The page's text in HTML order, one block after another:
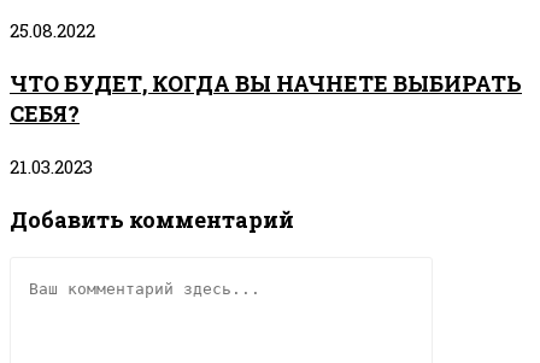
25.08.2022
ЧТО БУДЕТ, КОГДА ВЫ НАЧНЕТЕ ВЫБИРАТЬ
СЕБЯ?
21.03.2023
Добавить комментарий